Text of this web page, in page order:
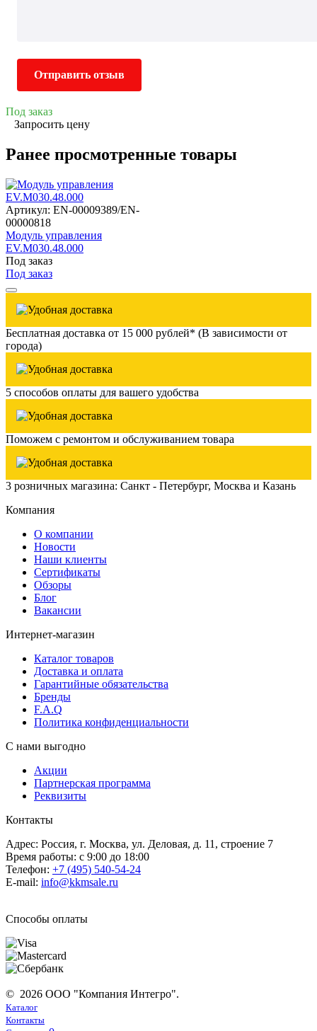
Отправить отзыв
Под заказ
Запросить цену
Ранее просмотренные товары
Артикул: EN-00009389/EN-
00000818
Модуль управления
EV.M030.48.000
Под заказ
Под заказ
Бесплатная доставка от 15 000 рублей* (В зависимости от
города)
5 способов оплаты для вашего удобства
Поможем с ремонтом и обслуживанием товара
3 розничных магазина: Санкт - Петербург, Москва и Казань
Компания
О компании
Новости
Наши клиенты
Сертификаты
Обзоры
Блог
Вакансии
Интернет-магазин
Каталог товаров
Доставка и оплата
Гарантийные обязательства
Бренды
F.A.Q
Политика конфиденциальности
С нами выгодно
Акции
Партнерская программа
Реквизиты
Контакты
Адрес: Россия, г. Москва, ул. Деловая, д. 11, строение 7
Время работы: с 9:00 до 18:00
Телефон: +7 (495) 540-54-24
E-mail: info@kkmsale.ru
Способы оплаты
© 2026 ООО "Компания Интегро".
Каталог
Контакты